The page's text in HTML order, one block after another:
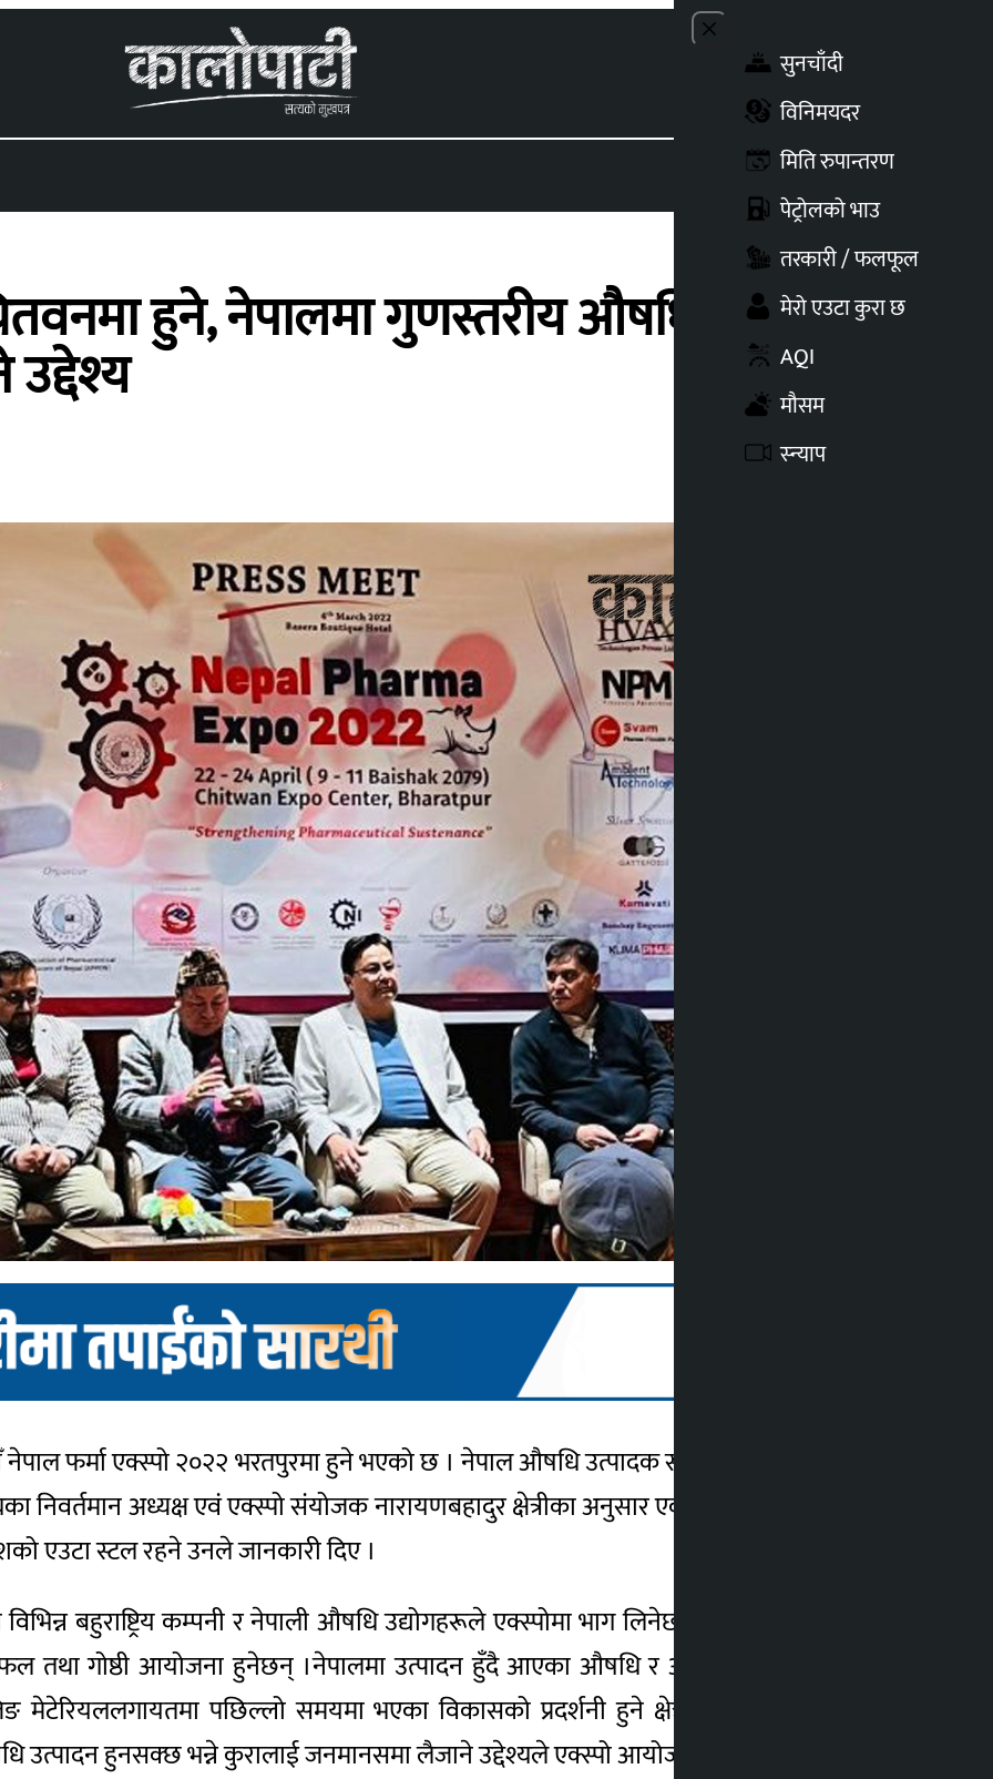
Close menu
सुनचाँदी
विनिमयदर
मिति रुपान्तरण
पेट्रोलको भाउ
तरकारी / फलफूल
मेरो एउटा कुरा छ
AQI
मौसम
स्न्याप
हुने, नेपालमा गुणस्तरीय औषधिको उत्पादन
फर्मा एक्स्पो २०२२ भरतपुरमा हुने भएको छ । नेपाल औषधि उत्पादक सङ्घले चितवन एक्स्पो सेन्टर
निवर्तमान अध्यक्ष एवं एक्स्पो संयोजक नारायणबहादुर क्षेत्रीका अनुसार एक्स्पोमा स्वदेशी र विदेशी गरी
एउटा स्टल रहने उनले जानकारी दिए ।
विभिन्न बहुराष्ट्रिय कम्पनी र नेपाली औषधि उद्योगहरूले एक्स्पोमा भाग लिनेछन् । एक्स्पोको अवसर पारेर
तथा गोष्ठी आयोजना हुनेछन् ।नेपालमा उत्पादन हुँदै आएका औषधि र औषधि उत्पादनमा प्रयोग हुने
मेटेरियललगायतमा पछिल्लो समयमा भएका विकासको प्रदर्शनी हुने क्षेत्रीले जानकारी दिए । उनले
उत्पादन हुनसक्छ भन्ने कुरालाई जनमानसमा लैजाने उद्देश्यले एक्स्पो आयोजना गर्न लागिएको बताए ।